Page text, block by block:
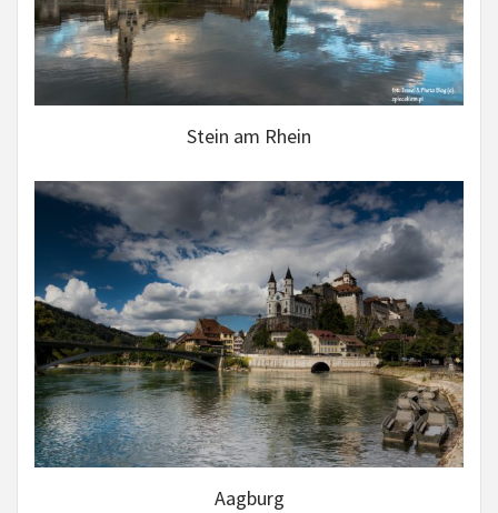
Stein am Rhein
Aagburg